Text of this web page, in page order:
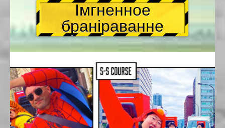
Імгненное
браніраванне